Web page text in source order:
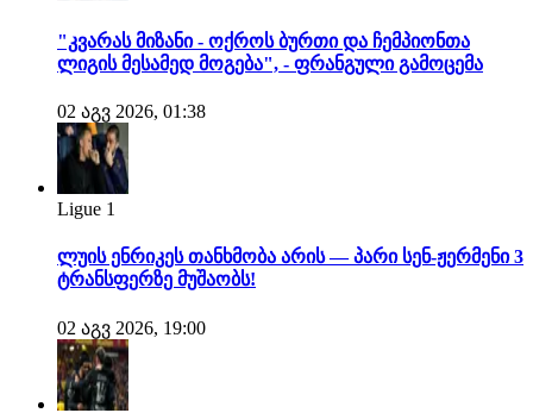
"კვარას მიზანი - ოქროს ბურთი და ჩემპიონთა
ლიგის მესამედ მოგება", - ფრანგული გამოცემა
02 აგვ 2026, 01:38
Ligue 1
ლუის ენრიკეს თანხმობა არის — პარი სენ-ჟერმენი 3
ტრანსფერზე მუშაობს!
02 აგვ 2026, 19:00